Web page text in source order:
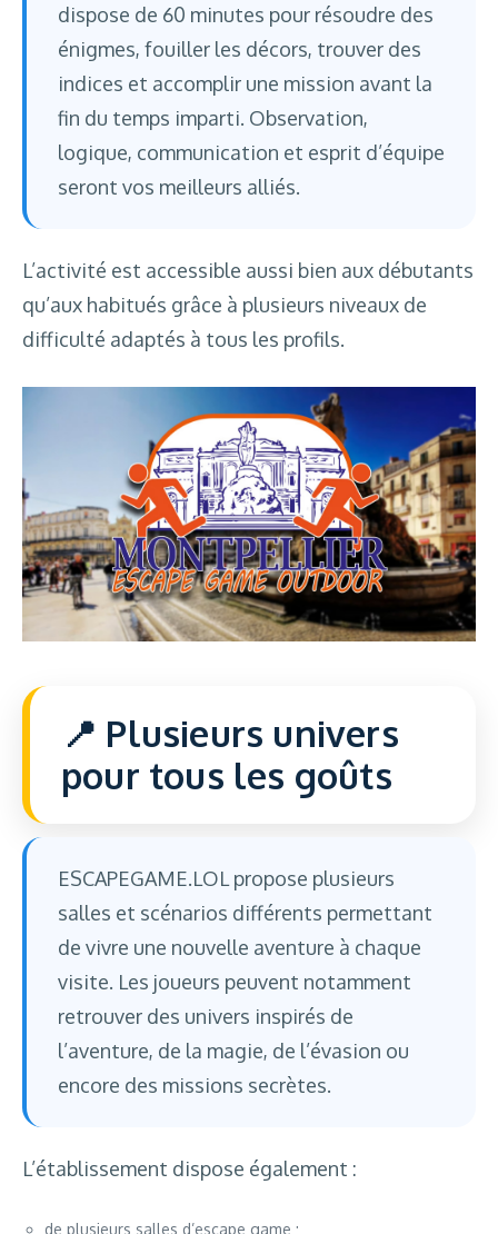
dispose de 60 minutes pour résoudre des
énigmes, fouiller les décors, trouver des
indices et accomplir une mission avant la
fin du temps imparti. Observation,
logique, communication et esprit d’équipe
seront vos meilleurs alliés.
L’activité est accessible aussi bien aux débutants
qu’aux habitués grâce à plusieurs niveaux de
difficulté adaptés à tous les profils.
Plusieurs univers
pour tous les goûts
ESCAPEGAME.LOL propose plusieurs
salles et scénarios différents permettant
de vivre une nouvelle aventure à chaque
visite. Les joueurs peuvent notamment
retrouver des univers inspirés de
l’aventure, de la magie, de l’évasion ou
encore des missions secrètes.
L’établissement dispose également :
de plusieurs salles d’escape game ;